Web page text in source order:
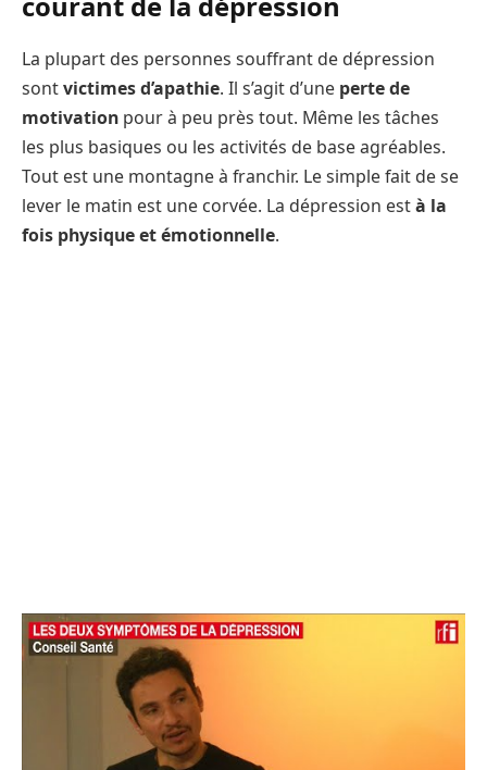
La plupart des personnes souffrant de dépression
sontvictimes d’apathie. Il s’agit d’une perte de
motivation pour à peu près tout. Même les tâches
les plus basiques ou les activités de base agréables.
Tout est une montagne à franchir. Le simple fait de se
lever le matin est une corvée. La dépression està la
fois physique et émotionnelle.